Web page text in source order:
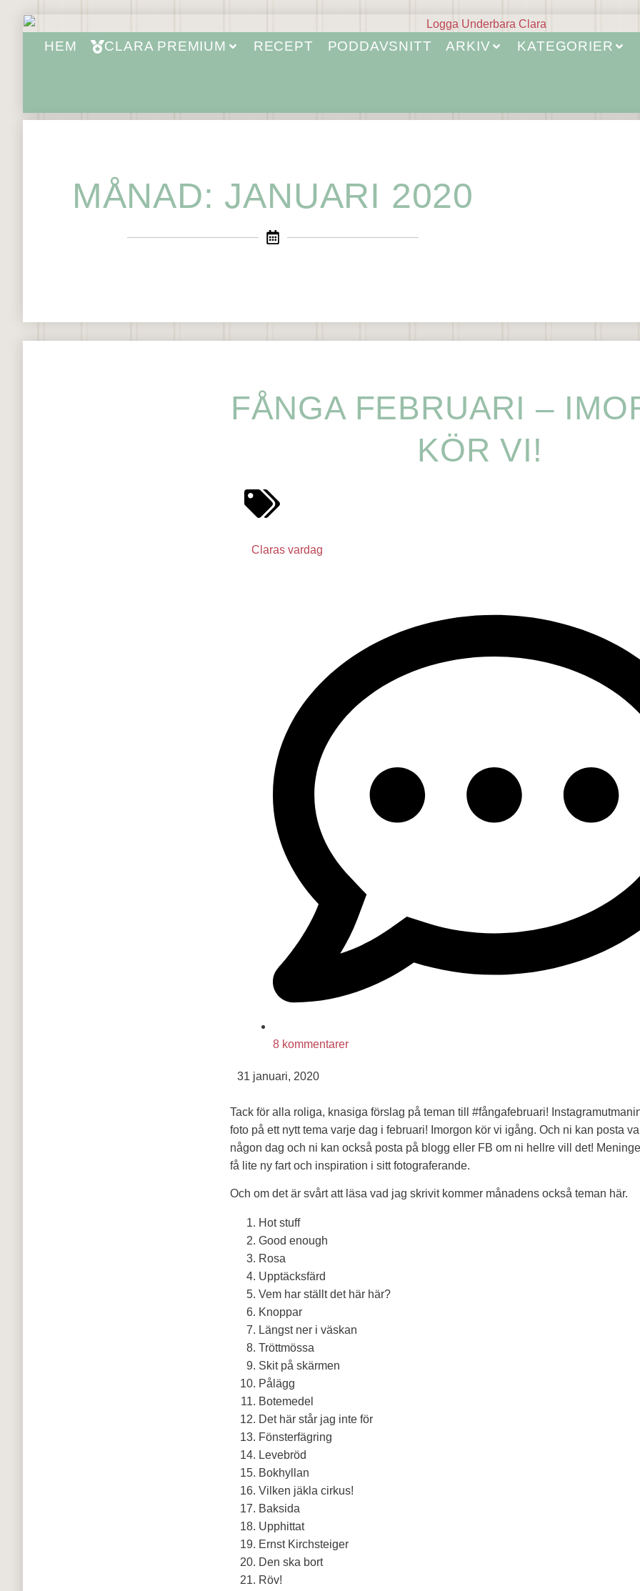
HEM CLARA PREMIUM RECEPT PODDAVSNITT ARKIV KATEGORIER
MÅNAD: JANUARI 2020
FÅNGA FEBRUARI –
KÖR VI!
Claras vardag
8 kommentarer
31 januari, 2020
Tack för alla roliga, knasiga förslag på teman till #fångafebruari!
foto på ett nytt tema varje dag i februari! Imorgon kör vi igång. Och ni kan posta
någon dag och ni kan också posta på blogg eller FB om ni hellre vill det!
få lite ny fart och inspiration i sitt fotograferande.
Och om det är svårt att läsa vad jag skrivit kommer månadens också teman här.
Hot stuff
Good enough
Rosa
Upptäcksfärd
Vem har ställt det här här?
Knoppar
Längst ner i väskan
Tröttmössa
Skit på skärmen
Pålägg
Botemedel
Det här står jag inte för
Fönsterfägring
Levebröd
Bokhyllan
Vilken jäkla cirkus!
Baksida
Upphittat
Ernst Kirchsteiger
Den ska bort
Röv!